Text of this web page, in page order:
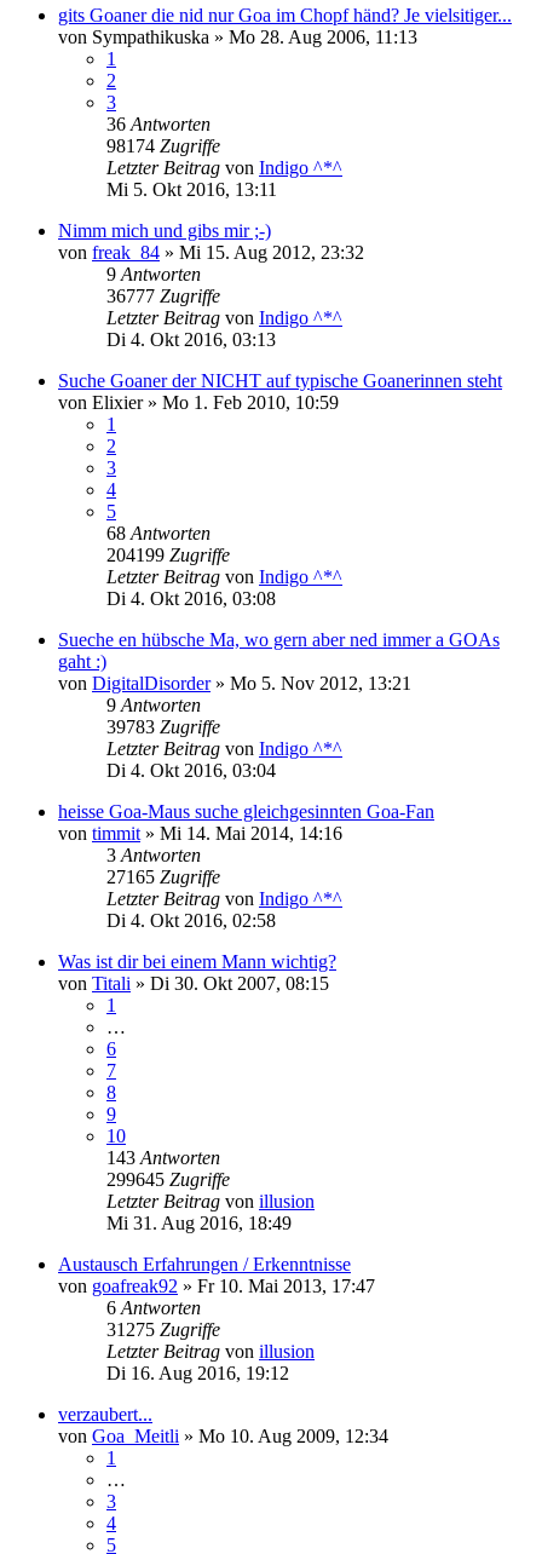
gits Goaner die nid nur Goa im Chopf händ? Je vielsitiger...
von Sympathikuska » Mo 28. Aug 2006, 11:13
1
2
3
36 Antworten
98174 Zugriffe
Letzter Beitrag von Indigo ^*^
Mi 5. Okt 2016, 13:11
Nimm mich und gibs mir ;-)
von freak_84 » Mi 15. Aug 2012, 23:32
9 Antworten
36777 Zugriffe
Letzter Beitrag von Indigo ^*^
Di 4. Okt 2016, 03:13
Suche Goaner der NICHT auf typische Goanerinnen steht
von Elixier» Mo 1. Feb 2010, 10:59
1
2
3
4
5
68 Antworten
204199 Zugriffe
Letzter Beitrag von Indigo ^*^
Di 4. Okt 2016, 03:08
Sueche en hübsche Ma, wo gern aber ned immer a GOAs
gaht :)
von DigitalDisorder» Mo 5. Nov 2012, 13:21
9 Antworten
39783 Zugriffe
Letzter Beitrag von Indigo ^*^
Di 4. Okt 2016, 03:04
heisse Goa-Maus suche gleichgesinnten Goa-Fan
von timmit » Mi 14. Mai 2014, 14:16
3 Antworten
27165 Zugriffe
Letzter Beitrag von Indigo ^*^
Di 4. Okt 2016, 02:58
Was ist dir bei einem Mann wichtig?
von Titali » Di 30. Okt 2007, 08:15
1
…
6
7
8
9
10
143 Antworten
299645 Zugriffe
Letzter Beitrag von illusion
Mi 31. Aug 2016, 18:49
Austausch Erfahrungen / Erkenntnisse
von goafreak92 » Fr 10. Mai 2013, 17:47
6 Antworten
31275 Zugriffe
Letzter Beitrag von illusion
Di 16. Aug 2016, 19:12
verzaubert...
von Goa_Meitli » Mo 10. Aug 2009, 12:34
1
…
3
4
5